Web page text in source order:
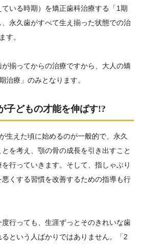
いる時期）を矯正歯科治療する「1期
永久歯がすべて生え揃った状態での治
す。
揃ってからの治療ですから、大人の矯
治療」のみとなります。
子どもの才能を伸ばす!?
生えた頃に始めるのが一般的で、永久
を考え、顎の骨の成長を引き出すこと
行っていきます。そして、指しゃぶり
くする習慣を改善するための指導も行
行っても、生涯ずっとそのきれいな歯
という人ばかりではありません。「2